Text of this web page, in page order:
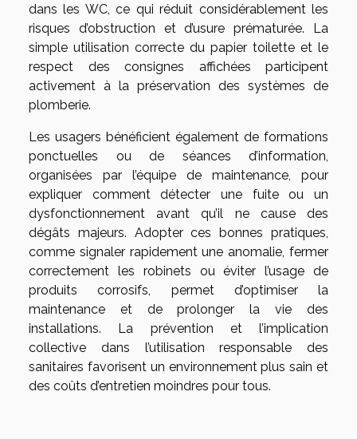
dans les WC, ce qui réduit considérablement les
risques d’obstruction et d’usure prématurée. La
simple utilisation correcte du papier toilette et le
respect des consignes affichées participent
activement à la préservation des systèmes de
plomberie.
Les usagers bénéficient également de formations
ponctuelles ou de séances d’information,
organisées par l’équipe de maintenance, pour
expliquer comment détecter une fuite ou un
dysfonctionnement avant qu’il ne cause des
dégâts majeurs. Adopter ces bonnes pratiques,
comme signaler rapidement une anomalie, fermer
correctement les robinets ou éviter l’usage de
produits corrosifs, permet d’optimiser la
maintenance et de prolonger la vie des
installations. La prévention et l’implication
collective dans l’utilisation responsable des
sanitaires favorisent un environnement plus sain et
des coûts d’entretien moindres pour tous.